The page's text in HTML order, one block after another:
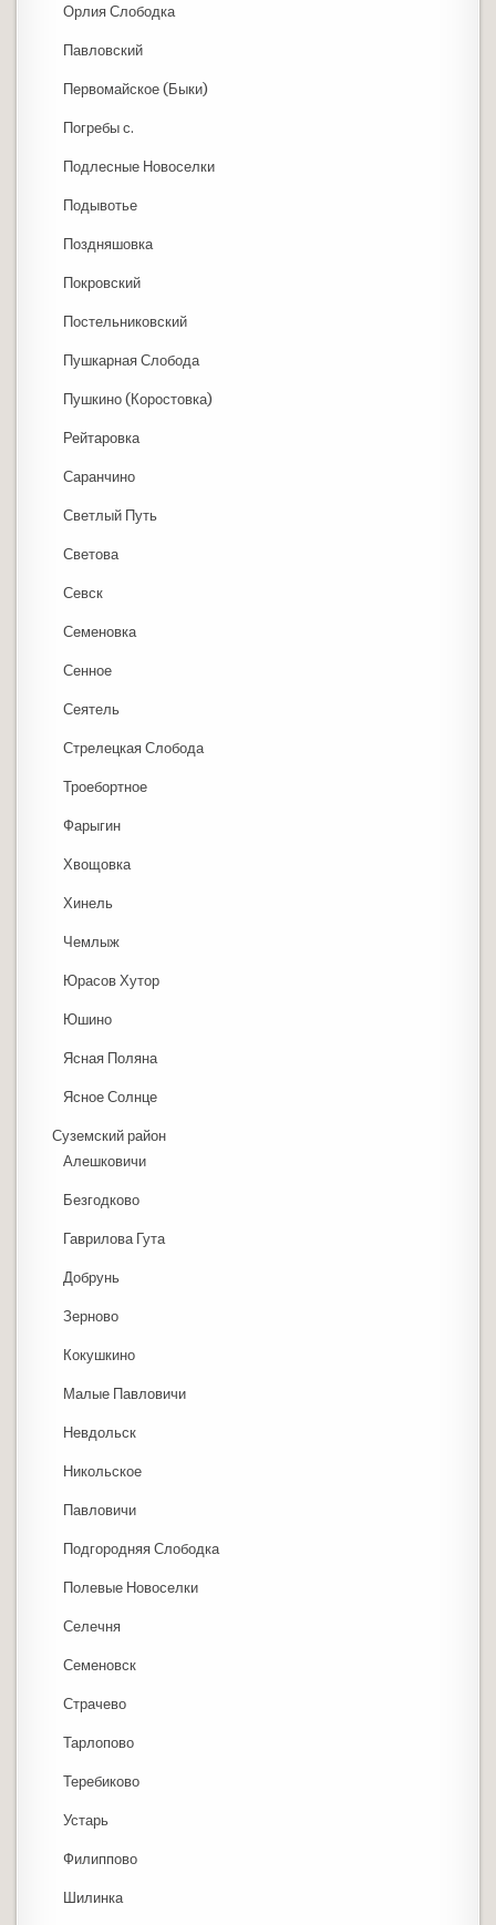
Орлия Слободка
Павловский
Первомайское (Быки)
Погребы с.
Подлесные Новоселки
Подывотье
Поздняшовка
Покровский
Постельниковский
Пушкарная Слобода
Пушкино (Коростовка)
Рейтаровка
Саранчино
Светлый Путь
Светова
Севск
Семеновка
Сенное
Сеятель
Стрелецкая Слобода
Троебортное
Фарыгин
Хвощовка
Хинель
Чемлыж
Юрасов Хутор
Юшино
Ясная Поляна
Ясное Солнце
Суземский район
Алешковичи
Безгодково
Гаврилова Гута
Добрунь
Зерново
Кокушкино
Малые Павловичи
Невдольск
Никольское
Павловичи
Подгородняя Слободка
Полевые Новоселки
Селечня
Семеновск
Страчево
Тарлопово
Теребиково
Устарь
Филиппово
Шилинка